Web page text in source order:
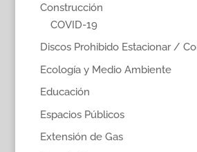
Construcción
COVID-19
Discos Prohibido Estacionar /
Ecología y Medio Ambiente
Educación
Espacios Públicos
Extensión de Gas